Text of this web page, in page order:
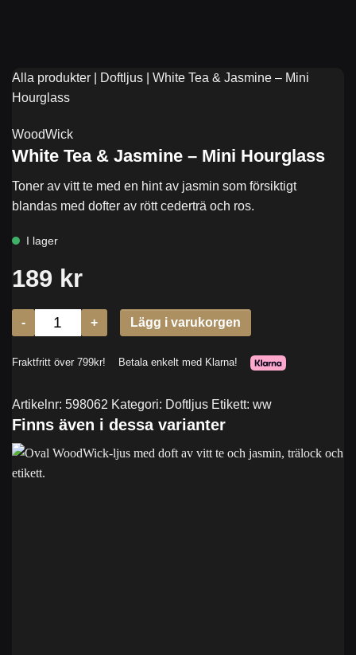
Alla produkter Doftljus
White Tea & Jasmine – Mini
Hourglass
WoodWick
White Tea & Jasmine – Mini Hourglass
Toner av vitt te med en hint av jasmin som försiktigt
blandas med dofter av rött cederträ och ros.
Artikelnr: 598062 Kategori: Doftljus Etikett: ww
Finns även i dessa varianter